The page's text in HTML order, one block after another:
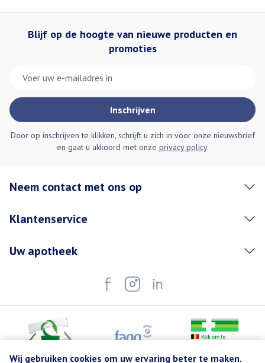
Wij gebruiken cookies om uw ervaring beter te maken.
Blijf op de hoogte van nieuwe producten en
promoties
Inschrijven
Door op inschrijven te klikken, schrijft u zich in voor onze nieuwsbrief
en gaat u akkoord met onze privacy policy.
Neem contact met ons op
Klantenservice
Uw apotheek